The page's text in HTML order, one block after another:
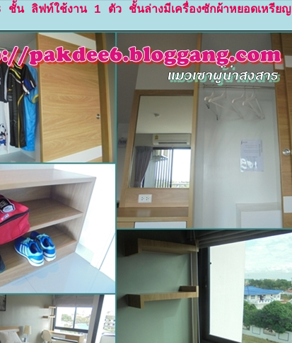
ชั้น ลิฟท์ใช้งาน 1 ตัว ชั้นล่างมีเครื่องซักผ้าหยอดเหรียญ